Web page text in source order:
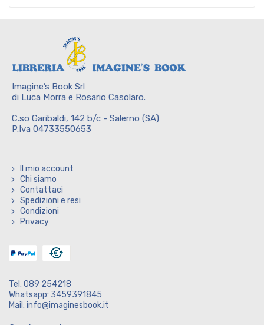
Imagine’s Book Srl
di Luca Morra e Rosario Casolaro.
C.so Garibaldi, 142 b/c - Salerno (SA)
P.Iva 04733550653
Il mio account
Chi siamo
Contattaci
Spedizioni e resi
Condizioni
Privacy
Tel. 089 254218
Whatsapp: 3459391845
Mail: info@imaginesbook.it